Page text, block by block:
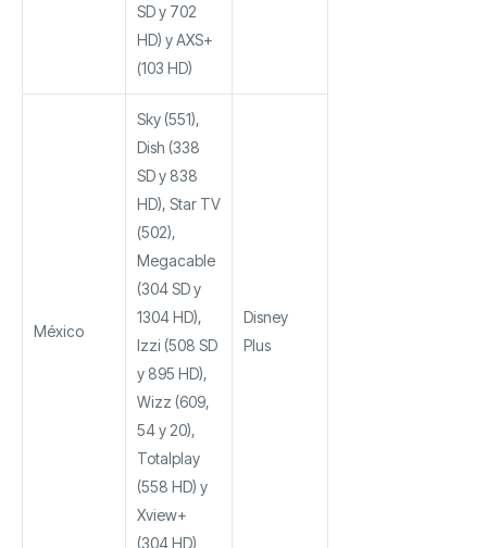
SD y 702
HD) y AXS+
(103 HD)
México
Sky (551),
Dish (338
SD y 838
HD), Star TV
(502),
Megacable
(304 SD y
1304 HD),
Izzi (508 SD
y 895 HD),
Wizz (609,
54 y 20),
Totalplay
(558 HD) y
Xview+
(304 HD)
Disney
Plus